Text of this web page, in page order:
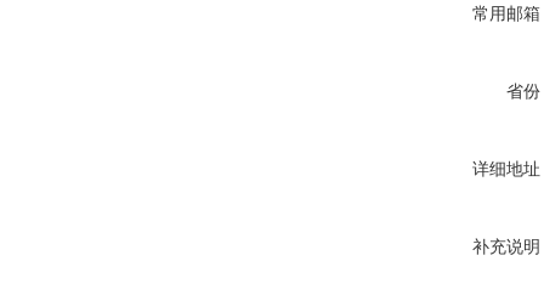
常用邮箱
省份
详细地址
补充说明